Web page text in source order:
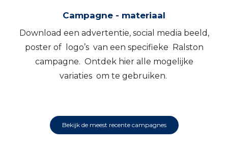
Campagne - materiaal
Download een advertentie, social media beeld,
poster of logo’s van een specifieke Ralston
campagne. Ontdek hier alle mogelijke
variaties om te gebruiken.
Bekijk de meest recente campagnes